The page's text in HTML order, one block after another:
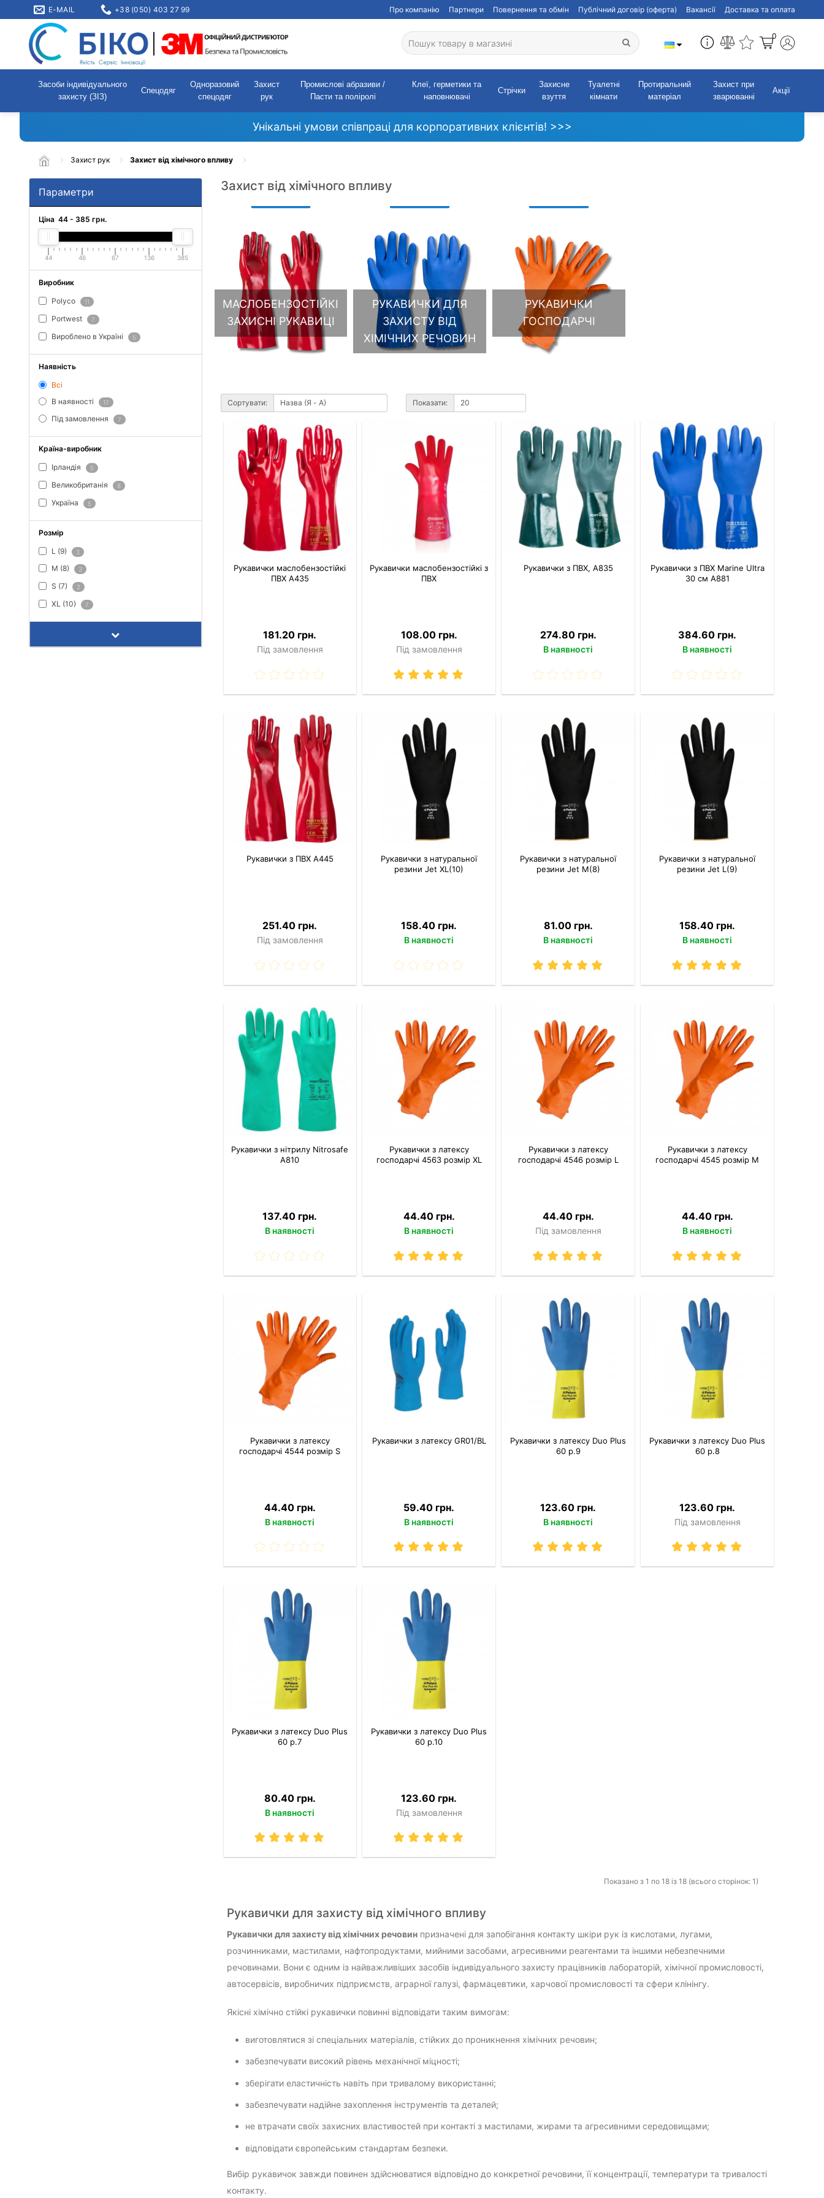
E-MAIL +38 (050) 403 27 99 Про компанію Партнери Повернення та обмін Публічний договір (оферта) Вакансії Доставка та оплата
0
Засоби індивідуального
захисту (ЗІЗ)
Спецодяг
Одноразовий
спецодяг
Захист
рук
Промислові абразиви /
Пасти та поліролі
Клеї, герметики та
наповнювачі
Стрічки
Захисне
взуття
Туалетні
кімнати
Протиральний
матеріал
Захист при
зварюванні
Акції
Унікальні умови співпраці для корпоративних клієнтів! >>>
Захист рук Захист від хімічного впливу
Параметри
Ціна 44 - 385 грн.
44 46 67 136 385
Виробник
Polyco 11
Portwest 7
Вироблено в Україні 5
Наявність
Всі
В наявності
17
Під замовлення 7
Країна-виробник
Ірландія 5
Великобританія 8
Україна 5
Розмір
L (9) 3
M (8) 3
S (7) 2
XL (10) 7
Захист від хімічного впливу
МАСЛОБЕНЗОСТІЙКІ
ЗАХИСНІ РУКАВИЦІ
РУКАВИЧКИ ДЛЯ
ЗАХИСТУ ВІД
ХІМІЧНИХ РЕЧОВИН
РУКАВИЧКИ
ГОСПОДАРЧІ
Сортувати: Показати:
Рукавички маслобензостійкі
ПВХ A435
181.20 грн.
Під замовлення
Рукавички маслобензостійкі з
ПВХ
108.00 грн.
Під замовлення
Рукавички з ПВХ, A835
274.80 грн.
В наявності
Рукавички з ПВХ Marine Ultra
30 см A881
384.60 грн.
В наявності
Рукавички з ПВХ A445
251.40 грн.
Під замовлення
Рукавички з натуральної
резини Jet XL(10)
158.40 грн.
В наявності
Рукавички з натуральної
резини Jet M(8)
81.00 грн.
В наявності
Рукавички з натуральної
резини Jet L(9)
158.40 грн.
В наявності
Рукавички з нітрилу Nitrosafe
A810
137.40 грн.
В наявності
Рукавички з латексу
господарчі 4563 розмір XL
44.40 грн.
В наявності
Рукавички з латексу
господарчі 4546 розмір L
44.40 грн.
Під замовлення
Рукавички з латексу
господарчі 4545 розмір M
44.40 грн.
В наявності
Рукавички з латексу
господарчі 4544 розмір S
44.40 грн.
В наявності
Рукавички з латексу GR01/BL
59.40 грн.
В наявності
Рукавички з латексу Duo Plus
60 р.9
123.60 грн.
В наявності
Рукавички з латексу Duo Plus
60 р.8
123.60 грн.
Під замовлення
Рукавички з латексу Duo Plus
60 р.7
80.40 грн.
В наявності
Рукавички з латексу Duo Plus
60 р.10
123.60 грн.
Під замовлення
Показано з 1 по 18 із 18 (всього сторінок: 1)
Рукавички для захисту від хімічного впливу
Рукавички для захисту від хімічних речовинпризначені для запобігання контакту шкіри рук із кислотами, лугами,
розчинниками, мастилами, нафтопродуктами, мийними засобами, агресивними реагентами та іншими небезпечними
речовинами. Вони є одним із найважливіших засобів індивідуального захисту працівників лабораторій, хімічної промисловості,
автосервісів, виробничих підприємств, аграрної галузі, фармацевтики, харчової промисловості та сфери клінінгу.
Якісні хімічно стійкі рукавички повинні відповідати таким вимогам:
виготовлятися зі спеціальних матеріалів, стійких до проникнення хімічних речовин;
забезпечувати високий рівень механічної міцності;
зберігати еластичність навіть при тривалому використанні;
забезпечувати надійне захоплення інструментів та деталей;
не втрачати своїх захисних властивостей при контакті з мастилами, жирами та агресивними середовищами;
відповідати європейським стандартам безпеки.
Вибір рукавичок завжди повинен здійснюватися відповідно до конкретної речовини, її концентрації, температури та тривалості
контакту.